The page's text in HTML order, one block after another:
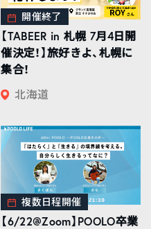
開催終了
【TABEER in 札幌 7月4日開
催決定！】旅好きよ、札幌に
集合！
北海道
複数日程開催
【6/22@Zoom】POOLO卒業